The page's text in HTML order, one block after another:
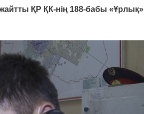
ҚР ҚК-нің 188-бабы «Ұрлық»